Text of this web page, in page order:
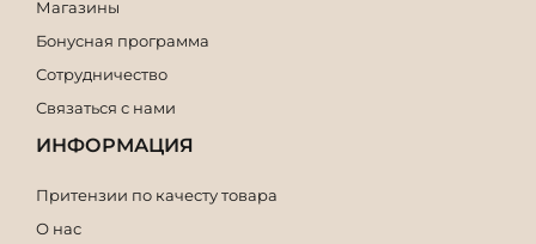
Магазины
Бонусная программа
Сотрудничество
Связаться с нами
ИНФОРМАЦИЯ
Притензии по качесту товара
О нас